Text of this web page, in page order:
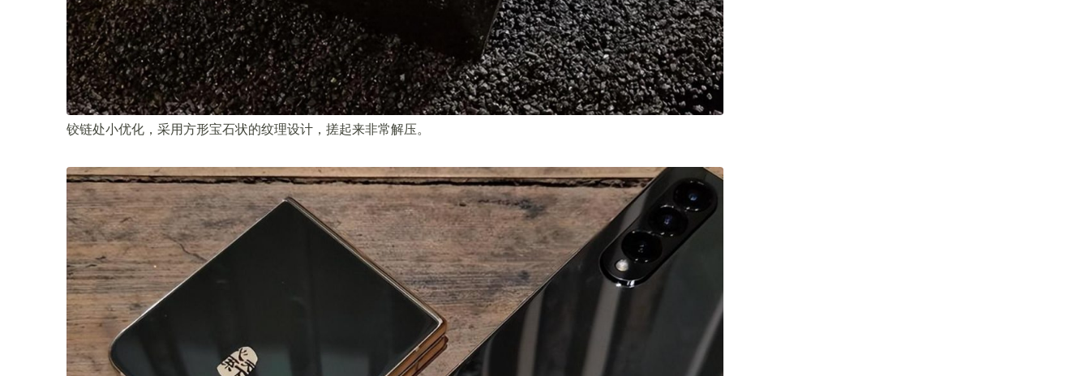
铰链处小优化，采用方形宝石状的纹理设计，搓起来非常解压。